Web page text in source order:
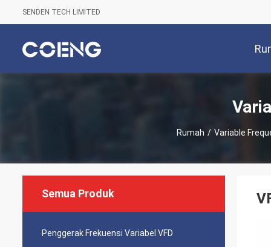
SENDEN TECH LIMITED
Rumah / Variable
Semua Produk
Penggerak Frekuensi Variabel VFD